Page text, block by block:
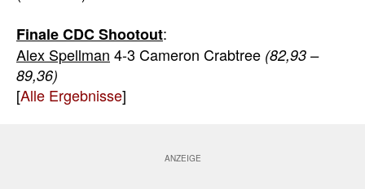
Finale CDC Shootout:
Alex Spellman 4-3 Cameron Crabtree (82,93 –
89,36)
[Alle Ergebnisse]